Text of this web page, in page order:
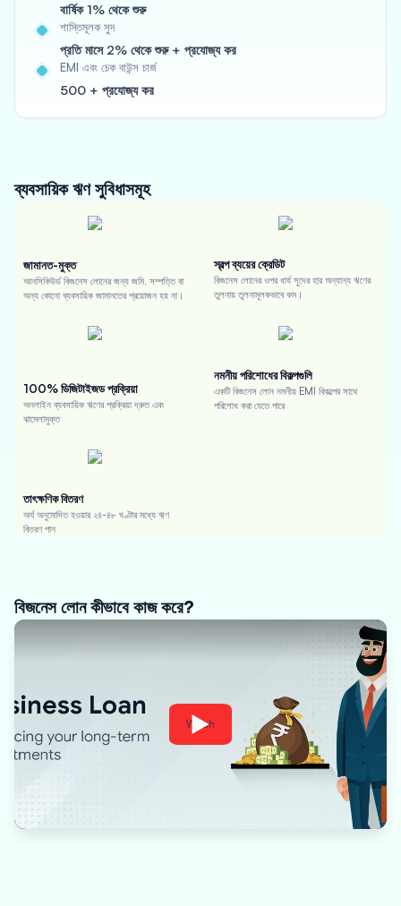
বার্ষিক 1% থেকে শুরু
শাস্তিমূলক সুদ
প্রতি মাসে 2% থেকে শুরু + প্রযোজ্য কর
EMI এবং চেক বাউন্স চার্জ
500 + প্রযোজ্য কর
ব্যবসায়িক ঋণসুবিধাসমূহ
জামানত-মুক্ত
আনসিকিউর্ড বিজনেস লোনের জন্য জমি, সম্পত্তি বা
অন্য কোনো ব্যবসায়িক জামানতের প্রয়োজন হয় না।
স্বল্প ব্যয়ের ক্রেডিট
বিজনেস লোনের ওপর ধার্য সুদের হার অন্যান্য ঋণের
তুলনায় তুলনামূলকভাবে কম।
100% ডিজিটাইজড প্রক্রিয়া
অনলাইন ব্যবসায়িক ঋণের প্রক্রিয়া দ্রুত এবং
ঝামেলামুক্ত
নমনীয় পরিশোধের বিকল্পগুলি
একটি বিজনেস লোন নমনীয় EMI বিকল্পের সাথে
পরিশোধ করা যেতে পারে
তাৎক্ষণিক বিতরণ
অর্থ অনুমোদিত হওয়ার ২৪-৪৮ ঘণ্টার মধ্যে ঋণ
বিতরণ পান
বিজনেস লোন কীভাবে কাজ করে?
Watch